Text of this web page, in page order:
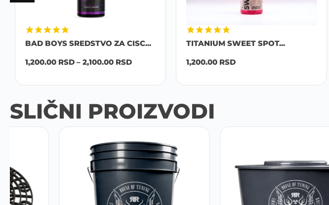
BAD BOYS SREDSTVO ZA CISC...
1,200.00 RSD – 2,100.00 RSD
TITANIUM SWEET SPOT...
1,200.00 RSD
SLIČNI PROIZVODI